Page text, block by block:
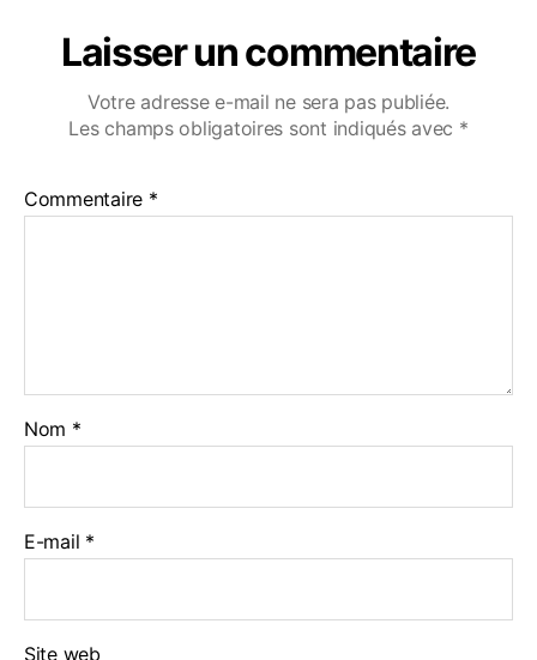
Laisser un commentaire
Votre adresse e-mail ne sera pas publiée.
Les champs obligatoires sont indiqués avec *
Commentaire *
Nom *
E-mail *
Site web